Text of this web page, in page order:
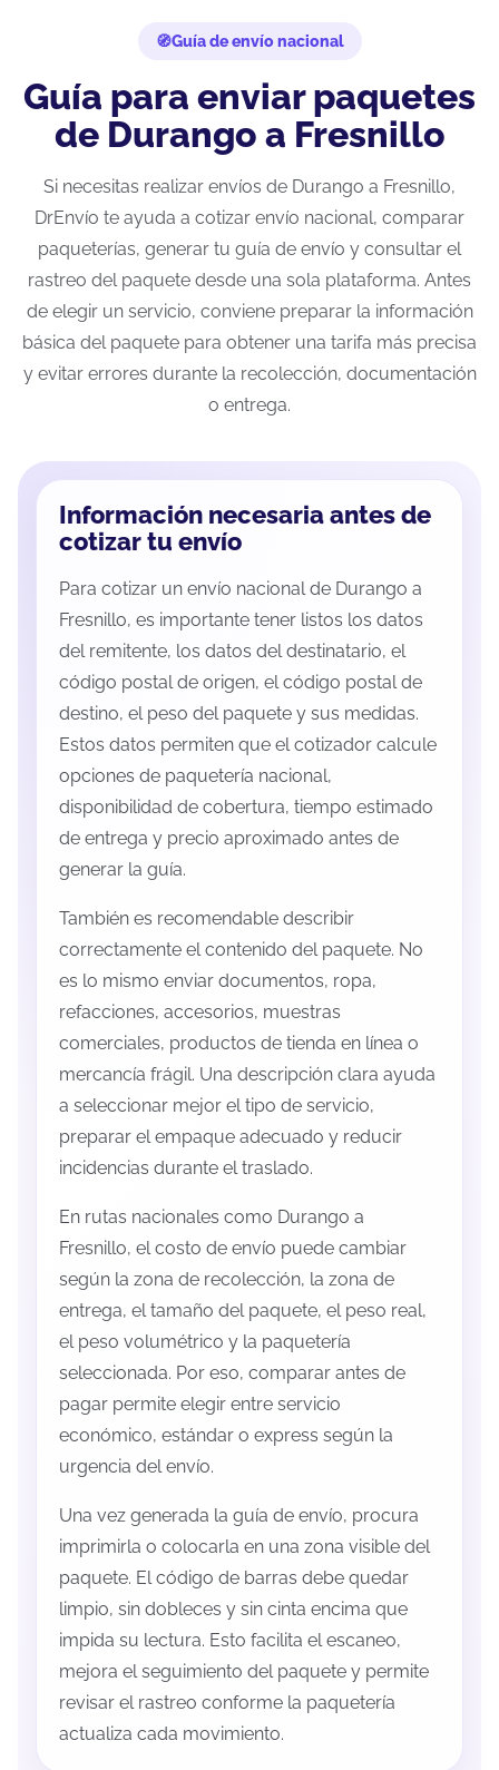
Guía de envío nacional
Guía para enviar paquetes
de Durango a Fresnillo
Si necesitas realizar envíos de Durango a Fresnillo,
DrEnvío te ayuda a cotizar envío nacional, comparar
paqueterías, generar tu guía de envío y consultar el
rastreo del paquete desde una sola plataforma. Antes
de elegir un servicio, conviene preparar la información
básica del paquete para obtener una tarifa más precisa
y evitar errores durante la recolección, documentación
o entrega.
Información necesaria antes de
cotizar tu envío
Para cotizar un envío nacional de Durango a
Fresnillo, es importante tener listos los datos
del remitente, los datos del destinatario, el
código postal de origen, el código postal de
destino, el peso del paquete y sus medidas.
Estos datos permiten que el cotizador calcule
opciones de paquetería nacional,
disponibilidad de cobertura, tiempo estimado
de entrega y precio aproximado antes de
generar la guía.
También es recomendable describir
correctamente el contenido del paquete. No
es lo mismo enviar documentos, ropa,
refacciones, accesorios, muestras
comerciales, productos de tienda en línea o
mercancía frágil. Una descripción clara ayuda
a seleccionar mejor el tipo de servicio,
preparar el empaque adecuado y reducir
incidencias durante el traslado.
En rutas nacionales como Durango a
Fresnillo, el costo de envío puede cambiar
según la zona de recolección, la zona de
entrega, el tamaño del paquete, el peso real,
el peso volumétrico y la paquetería
seleccionada. Por eso, comparar antes de
pagar permite elegir entre servicio
económico, estándar o express según la
urgencia del envío.
Una vez generada la guía de envío, procura
imprimirla o colocarla en una zona visible del
paquete. El código de barras debe quedar
limpio, sin dobleces y sin cinta encima que
impida su lectura. Esto facilita el escaneo,
mejora el seguimiento del paquete y permite
revisar el rastreo conforme la paquetería
actualiza cada movimiento.